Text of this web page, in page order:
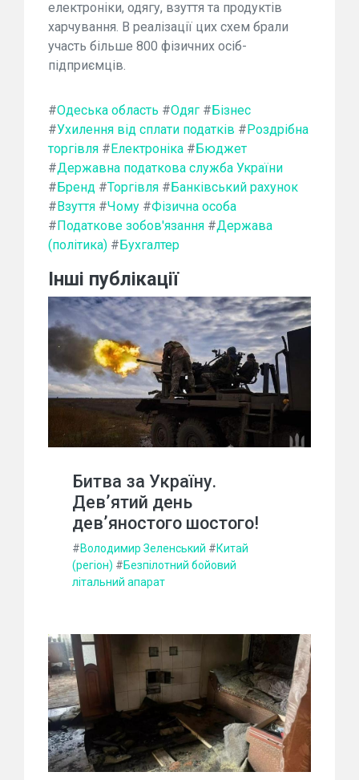
електроніки, одягу, взуття та продуктів
харчування. В реалізації цих схем брали
участь більше 800 фізичних осіб-
підприємців.
#Одеська область #Одяг # Бізнес
#Ухилення від сплати податків # Роздрібна
торгівля # Електроніка # Бюджет
#Державна податкова служба України
# Бренд #Торгівля # Банківський рахунок
# Взуття #Чому #Фізична особа
# Податкове зобов'язання #Держава
(політика) # Бухгалтер
Інші публікації
Битва за Україну.
Дев’ятий день
дев’яностого шостого!
#Володимир Зеленський #Китай
(регіон) #Безпілотний бойовий
літальний апарат